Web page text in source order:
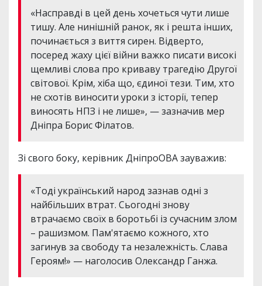
«Насправді в цей день хочеться чути лише
тишу. Але нинішній ранок, як і решта інших,
починається з виття сирен. Відверто,
посеред жаху цієї війни важко писати високі
щемливі слова про криваву трагедію Другої
світової. Крім, хіба що, єдиної тези. Тим, хто
не схотів виносити уроки з історії, тепер
виносять НПЗ і не лише», — зазначив мер
Дніпра Борис Філатов.
Зі свого боку, керівник ДніпроОВА зауважив:
«Тоді український народ зазнав одні з
найбільших втрат. Сьогодні знову
втрачаємо своїх в боротьбі із сучасним злом
– рашизмом. Пам'ятаємо кожного, хто
загинув за свободу та незалежність. Слава
Героям!» — наголосив Олександр Ганжа.